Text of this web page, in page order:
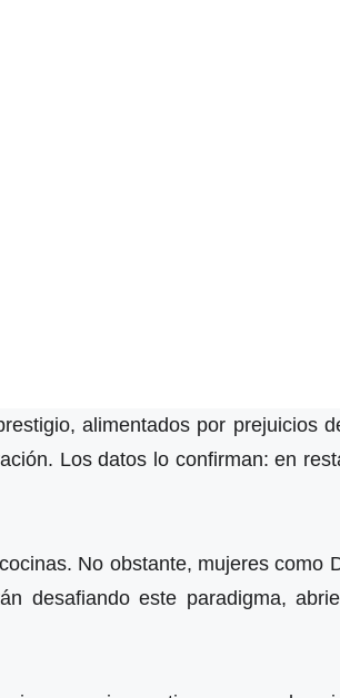
alimentados por prejuicios
Los datos lo confirman: en
No obstante, mujeres como
desafiando este paradigma,